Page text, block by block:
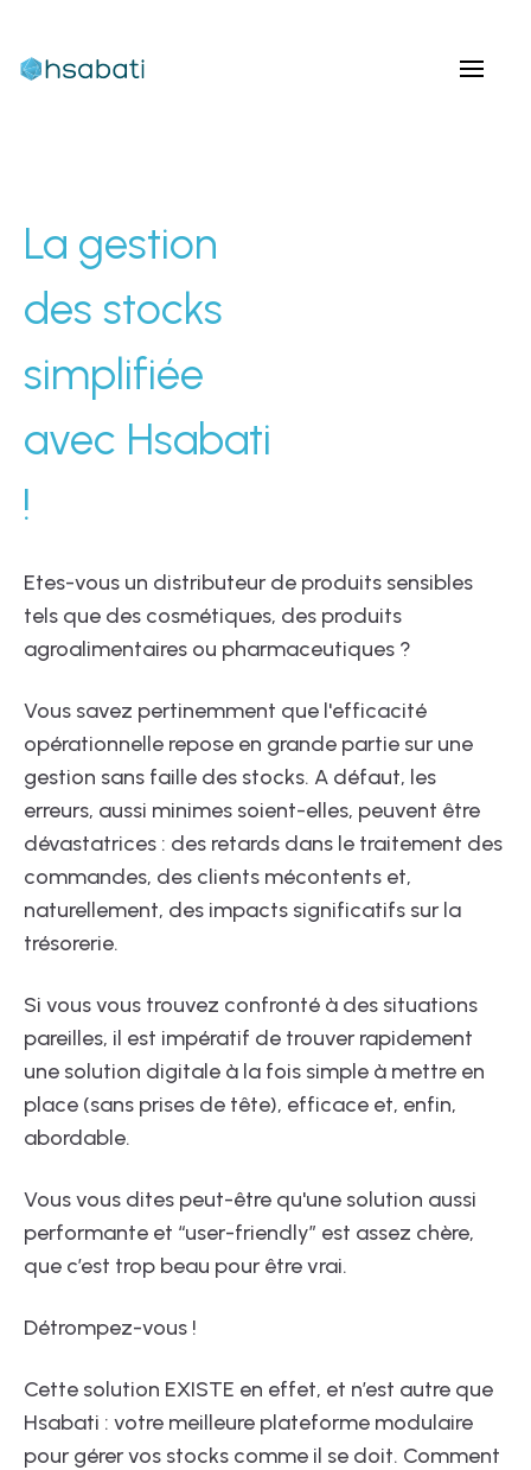
La gestion
des stocks
simplifiée
avec Hsabati
!
Etes-vous un distributeur de produits sensibles
tels que des cosmétiques, des produits
agroalimentaires ou pharmaceutiques ?
Vous savez pertinemment que l'efficacité
opérationnelle repose en grande partie sur une
gestion sans faille des stocks. A défaut, les
erreurs, aussi minimes soient-elles, peuvent être
dévastatrices : des retards dans le traitement des
commandes, des clients mécontents et,
naturellement, des impacts significatifs sur la
trésorerie.
Si vous vous trouvez confronté à des situations
pareilles, il est impératif de trouver rapidement
une solution digitale à la fois simple à mettre en
place (sans prises de tête), efficace et, enfin,
abordable.
Vous vous dites peut-être qu'une solution aussi
performante et “user-friendly” est assez chère,
que c’est trop beau pour être vrai.
Détrompez-vous !
Cette solution EXISTE en effet, et n’est autre que
Hsabati : votre meilleure plateforme modulaire
pour gérer vos stocks comme il se doit. Comment